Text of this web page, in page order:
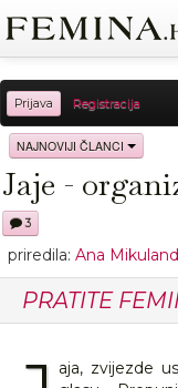
Prijava Registracija
Sreća
Moda Ljubav
NAJNOVIJI ČLANCI
Jaje -
3
priredila: Ana
PRATITE
aja, zvijezde